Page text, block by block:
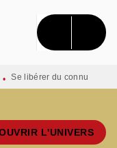
CONTENU
• Se libérer du connu
L'UNIVERS